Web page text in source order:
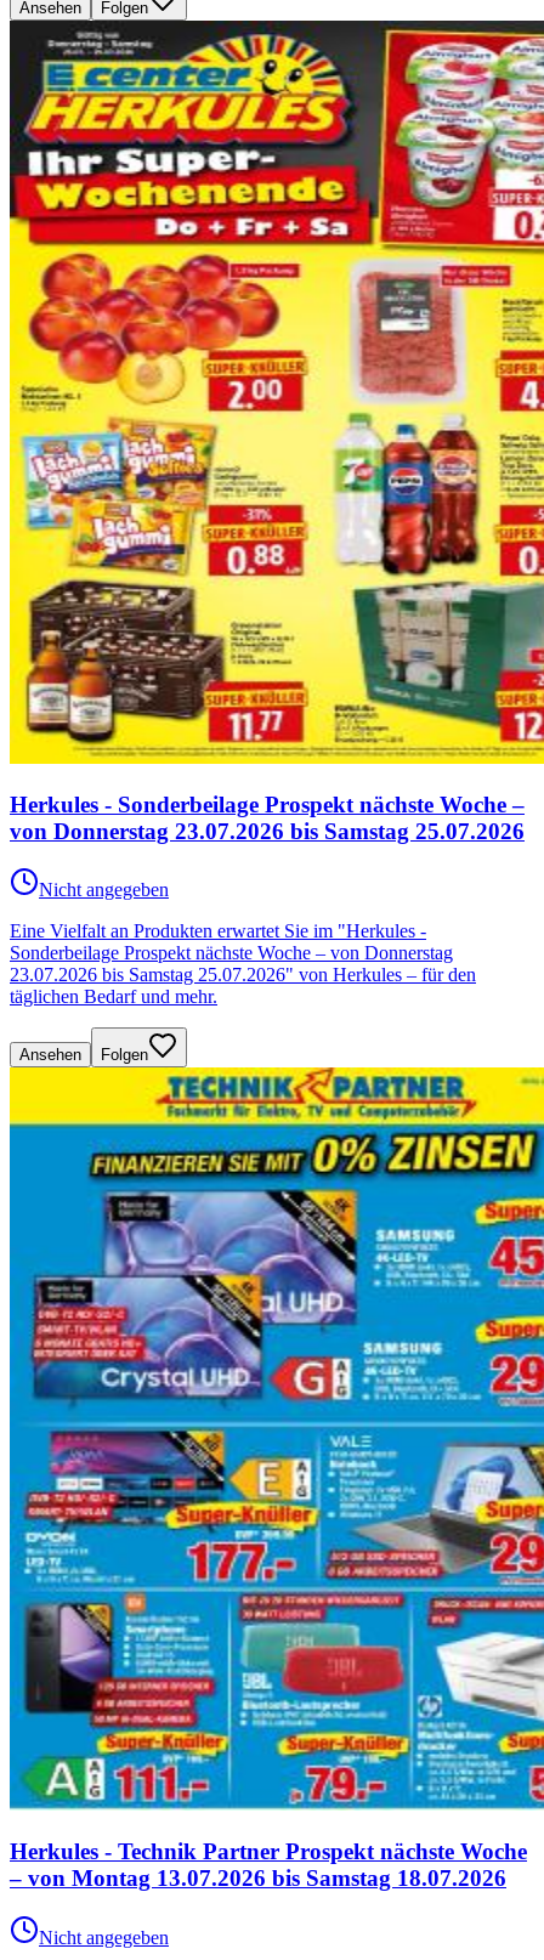
Ansehen Folgen
Herkules - Sonderbeilage Prospekt nächste Woche –
von Donnerstag 23.07.2026 bis Samstag 25.07.2026
Nicht angegeben
Eine Vielfalt an Produkten erwartet Sie im "Herkules -
Sonderbeilage Prospekt nächste Woche – von Donnerstag
23.07.2026 bis Samstag 25.07.2026" von Herkules – für den
täglichen Bedarf und mehr.
Ansehen Folgen
Herkules - Technik Partner Prospekt nächste Woche
– von Montag 13.07.2026 bis Samstag 18.07.2026
Nicht angegeben